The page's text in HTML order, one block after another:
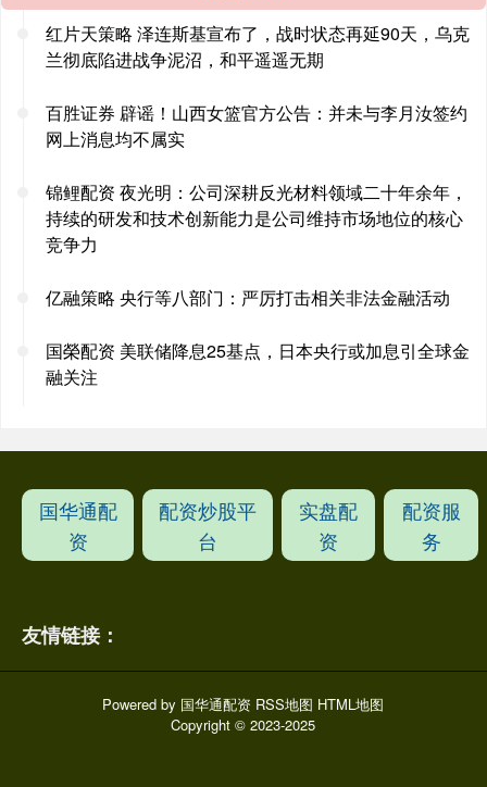
红片天策略 泽连斯基宣布了，战时状态再延90天，乌克
兰彻底陷进战争泥沼，和平遥遥无期
百胜证券 辟谣！山西女篮官方公告：并未与李月汝签约
网上消息均不属实
锦鲤配资 夜光明：公司深耕反光材料领域二十年余年，
持续的研发和技术创新能力是公司维持市场地位的核心
竞争力
亿融策略 央行等八部门：严厉打击相关非法金融活动
国榮配资 美联储降息25基点，日本央行或加息引全球金
融关注
国华通配
资
配资炒股平
台
实盘配
资
配资服
务
友情链接：
Powered by 国华通配资 RSS地图 HTML地图
Copyright© 2023-2025